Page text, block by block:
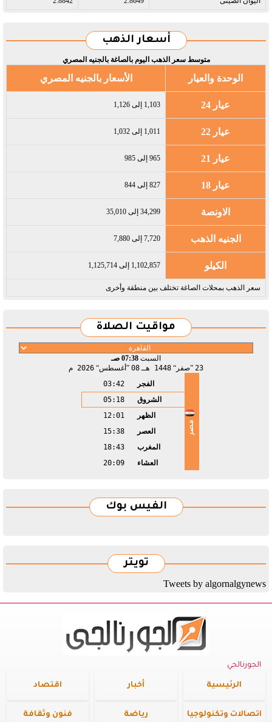
أسعار الذهب
متوسط سعر الذهب اليوم بالصاغة بالجنيه المصري
الوحدة والعيار الأسعار بالجنيه المصري
عيار 24 1,103 إلى 1,126
عيار 22 1,011 إلى 1,032
عيار 21 965 إلى 985
عيار 18 827 إلى 844
الاونصة 34,299 إلى 35,010
الجنيه الذهب 7,720 إلى 7,880
الكيلو 1,102,857 إلى 1,125,714
سعر الذهب بمحلات الصاغة تختلف بين منطقة وأخرى
مواقيت الصلاة
السبت 07:38 صـ
23 صفر 1448 هـ 08 أغسطس 2026 م
مصر
الفجر
03:42
الشروق
05:18
الظهر
12:01
العصر
15:38
المغرب
18:43
العشاء
20:09
الفيس بوك
تويتر
Tweets by algornalgynews
الجورنالجي
الرئيسية أخبار اقتصاد
اتصالات وتكنولوجيا رياضة فنون وثقافة